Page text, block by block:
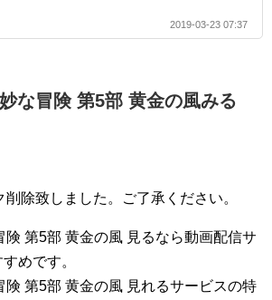
2019-03-23 07:37
な冒険 第5部 黄金の風みる
除致しました。ご了承ください。
険 第5部 黄金の風 見るなら動画配信サ
めです。
険 第5部 黄金の風 見れるサービスの特